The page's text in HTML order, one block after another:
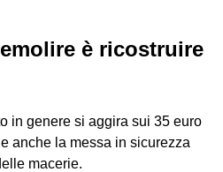
è ricostruire
in genere si aggira sui 35 euro
anche la messa in sicurezza
macerie.